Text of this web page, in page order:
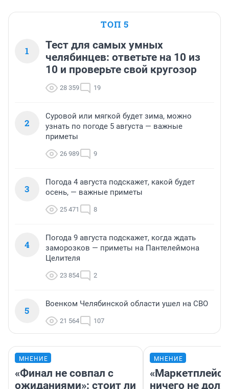
ТОП 5
1
Тест для самых умных
челябинцев: ответьте на 10 из
10 и проверьте свой кругозор
28 359 19
2
Суровой или мягкой будет зима, можно
узнать по погоде 5 августа — важные
приметы
26 989 9
3
Погода 4 августа подскажет, какой будет
осень, — важные приметы
25 471 8
4
Погода 9 августа подскажет, когда ждать
заморозков — приметы на Пантелеймона
Целителя
23 854 2
5
Военком Челябинской области ушел на СВО
21 564 107
МНЕНИЕ
«Финал не совпал с
ожиданиями»: стоит ли
МНЕНИЕ
«Маркетплейс
ничего не